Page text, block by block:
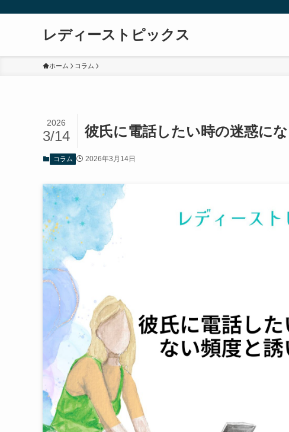
レディーストピックス
ホーム コラム
彼氏に電話したい時の迷惑に
2026
3/14
コラム 2026年3月14日